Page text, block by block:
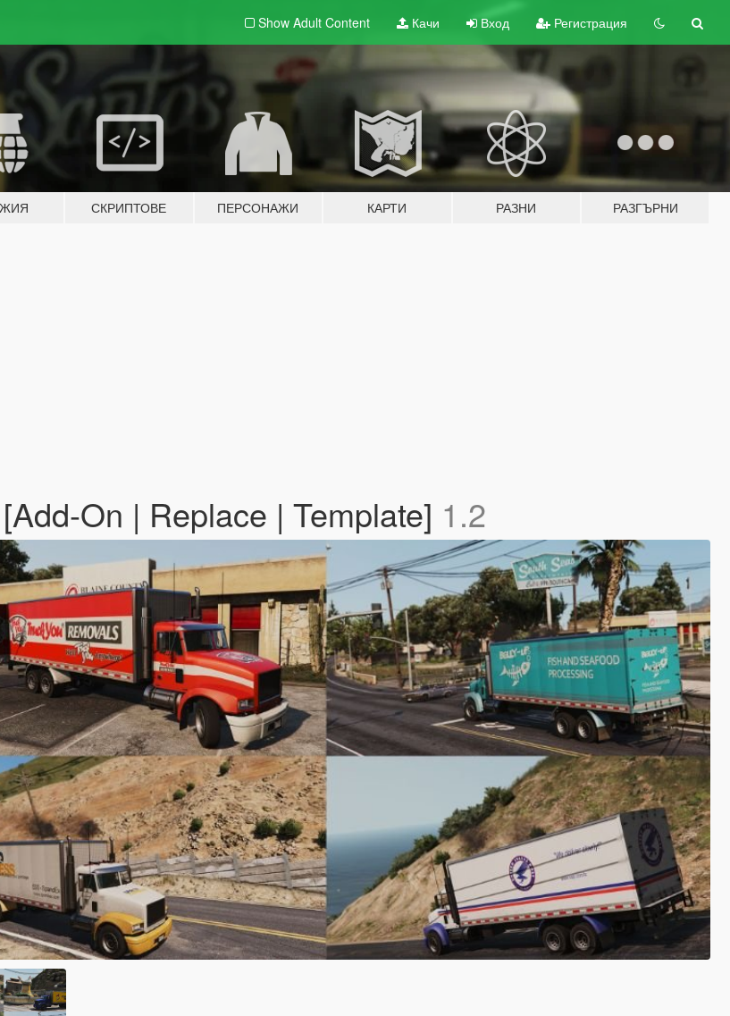
Show Adult Content Качи Вход Регистрация
СКРИПТОВЕ ПЕРСОНАЖИ КАРТИ РАЗНИ РАЗГЪРНИ
On | Replace | Template] 1.2